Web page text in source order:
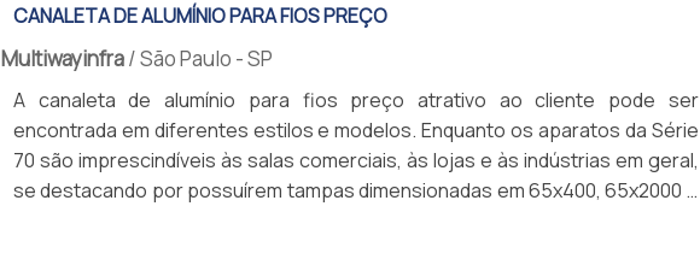
CANALETA DE ALUMÍNIO PARA FIOS PREÇO
Multiwayinfra/ São Paulo - SP
A canaleta de alumínio para fios preço atrativo ao cliente pode ser
encontrada em diferentes estilos e modelos. Enquanto os aparatos da Série
70 são imprescindíveis às salas comerciais, às lojas e às indústrias em geral,
se destacando por possuírem tampas dimensionadas em 65x400, 65x2000 e